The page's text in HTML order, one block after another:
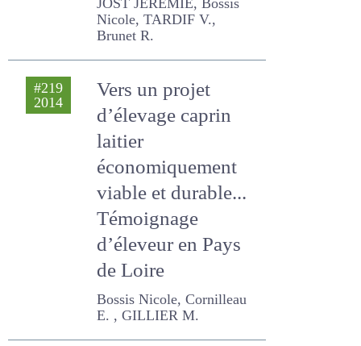
JOST JEREMIE, Bossis
Nicole, TARDIF V., Brunet R.
#219
2014
Vers un projet
d’élevage caprin
laitier
économiquement
viable et durable...
Témoignage
d’éleveur en Pays
de Loire
Bossis Nicole, Cornilleau E.
, GILLIER M.